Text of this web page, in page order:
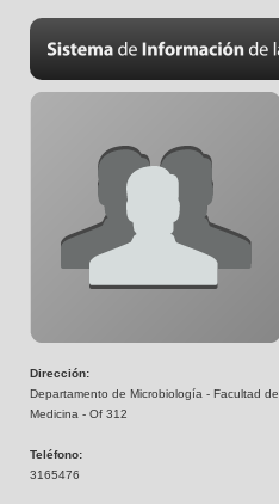
Dirección:
Departamento de Microbiología - Facultad de
Medicina - Of 312
Teléfono:
3165476